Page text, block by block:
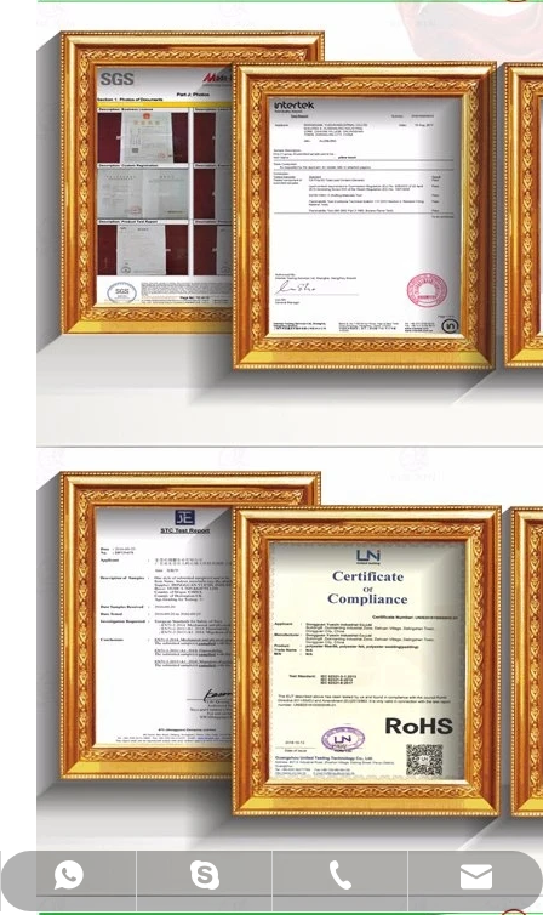
whatsapp：+86 13925533406
Skype：+ 86-13809266841
电话：+ 86-0769-3380-0088
电子邮件：sales@baiyue-cn.com